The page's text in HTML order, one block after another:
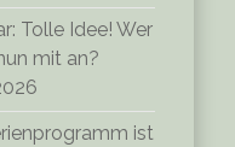
Tolle Idee! Wer
mit an?
ist